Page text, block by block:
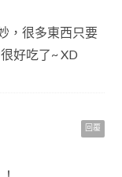
，很多東西只要
好吃了~ XD
回覆